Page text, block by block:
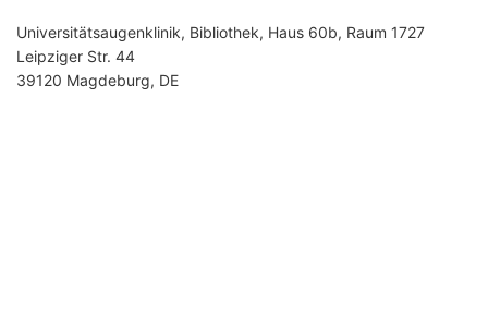
Universitätsaugenklinik, Bibliothek, Haus 60b, Raum 1727
Leipziger Str. 44
39120 Magdeburg, DE